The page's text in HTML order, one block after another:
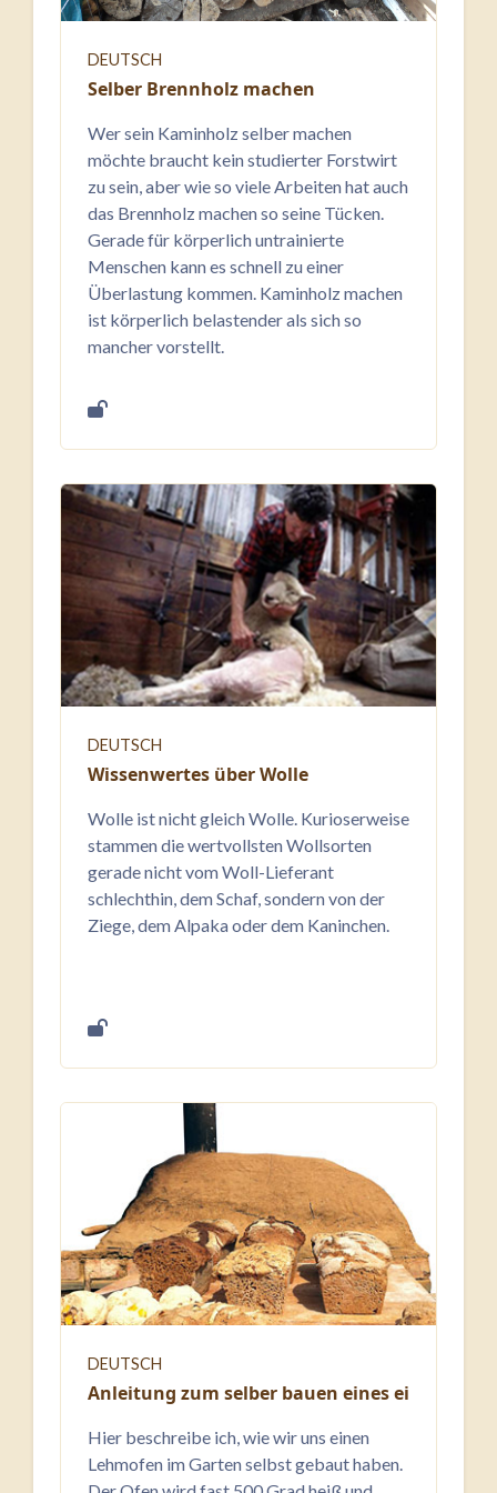
DEUTSCH
Selber Brennholz machen
Wer sein Kaminholz selber machen
möchte braucht kein studierter Forstwirt
zu sein, aber wie so viele Arbeiten hat auch
das Brennholz machen so seine Tücken.
Gerade für körperlich untrainierte
Menschen kann es schnell zu einer
Überlastung kommen. Kaminholz machen
ist körperlich belastender als sich so
mancher vorstellt.
DEUTSCH
Wissenwertes über Wolle
Wolle ist nicht gleich Wolle. Kurioserweise
stammen die wertvollsten Wollsorten
gerade nicht vom Woll-Lieferant
schlechthin, dem Schaf, sondern von der
Ziege, dem Alpaka oder dem Kaninchen.
DEUTSCH
Anleitung zum selber bauen eines einfachen
Hier beschreibe ich, wie wir uns einen
Lehmofen im Garten selbst gebaut haben.